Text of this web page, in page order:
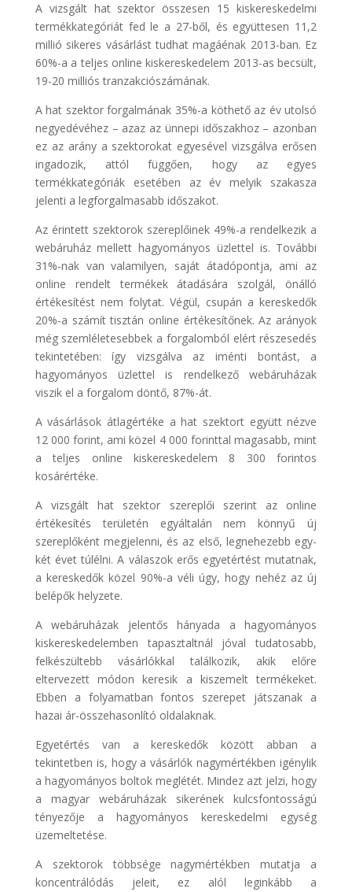
A vizsgált hat szektor összesen 15 kiskereskedelmi
termékkategóriát fed le a 27-ből, és együttesen 11,2
millió sikeres vásárlást tudhat magáénak 2013-ban. Ez
60%-a a teljes online kiskereskedelem 2013-as becsült,
19-20 milliós tranzakciószámának.
A hat szektor forgalmának 35%-a köthető az év utolsó
negyedévéhez – azaz az ünnepi időszakhoz – azonban
ez az arány a szektorokat egyesével vizsgálva erősen
ingadozik, attól függően, hogy az egyes
termékkategóriák esetében az év melyik szakasza
jelenti a legforgalmasabb időszakot.
Az érintett szektorok szereplőinek 49%-a rendelkezik a
webáruház mellett hagyományos üzlettel is. További
31%-nak van valamilyen, saját átadópontja, ami az
online rendelt termékek átadására szolgál, önálló
értékesítést nem folytat. Végül, csupán a kereskedők
20%-a számít tisztán online értékesítőnek. Az arányok
még szemléletesebbek a forgalomból elért részesedés
tekintetében: így vizsgálva az iménti bontást, a
hagyományos üzlettel is rendelkező webáruházak
viszik el a forgalom döntő, 87%-át.
A vásárlások átlagértéke a hat szektort együtt nézve
12 000 forint, ami közel 4 000 forinttal magasabb, mint
a teljes online kiskereskedelem 8 300 forintos
kosárértéke.
A vizsgált hat szektor szereplői szerint az online
értékesítés területén egyáltalán nem könnyű új
szereplőként megjelenni, és az első, legnehezebb egy-
két évet túlélni. A válaszok erős egyetértést mutatnak,
a kereskedők közel 90%-a véli úgy, hogy nehéz az új
belépők helyzete.
A webáruházak jelentős hányada a hagyományos
kiskereskedelemben tapasztaltnál jóval tudatosabb,
felkészültebb vásárlókkal találkozik, akik előre
eltervezett módon keresik a kiszemelt termékeket.
Ebben a folyamatban fontos szerepet játszanak a
hazai ár-összehasonlító oldalaknak.
Egyetértés van a kereskedők között abban a
tekintetben is, hogy a vásárlók nagymértékben igénylik
a hagyományos boltok meglétét. Mindez azt jelzi, hogy
a magyar webáruházak sikerének kulcsfontosságú
tényezője a hagyományos kereskedelmi egység
üzemeltetése.
A szektorok többsége nagymértékben mutatja a
koncentrálódás jeleit, ez alól leginkább a